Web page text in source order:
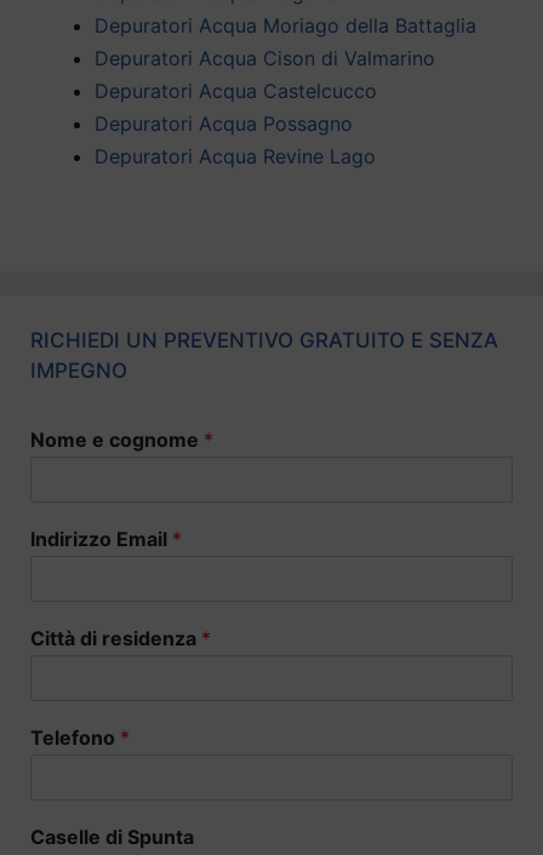
Depuratori Acqua Moriago della Battaglia
Depuratori Acqua Cison di Valmarino
Depuratori Acqua Castelcucco
Depuratori Acqua Possagno
Depuratori Acqua Revine Lago
RICHIEDI UN PREVENTIVO GRATUITO E SENZA
IMPEGNO
Nome e cognome *
Indirizzo Email *
Città di residenza *
Telefono *
Caselle di Spunta